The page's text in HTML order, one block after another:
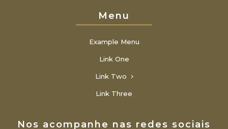
Menu
Example Menu
Link One
Link Two
Link Three
Nos acompanhe nas redes sociais